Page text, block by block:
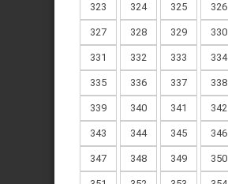
323 324 325 326
327 328 329 330
331 332 333 334
335 336 337 338
339 340 341 342
343 344 345 346
347 348 349 350